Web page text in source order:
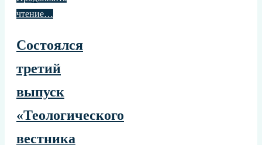
чтение…
Состоялся
третий
выпуск
«Теологического
вестника